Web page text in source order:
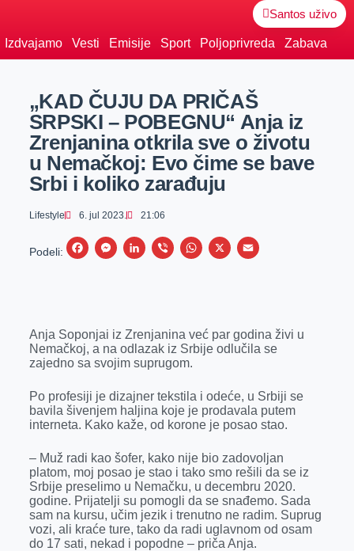
Santos uživo
Izdvajamo Vesti Emisije Sport Poljoprivreda Zabava
„KAD ČUJU DA PRIČAŠ
SRPSKI – POBEGNU“ Anja iz
Zrenjanina otkrila sve o životu
u Nemačkoj: Evo čime se bave
Srbi i koliko zarađuju
Lifestyle 6. jul 2023. 21:06
Podeli:
F
b
o
k
M
e
n
e
r
L
e
d
n
V
r
W
s
A
p
X
E
l
Anja Soponjai iz Zrenjanina već par godina živi u
Nemačkoj, a na odlazak iz Srbije odlučila se
zajedno sa svojim suprugom.
Po profesiji je dizajner tekstila i odeće, u Srbiji se
bavila šivenjem haljina koje je prodavala putem
interneta. Kako kaže, od korone je posao stao.
– Muž radi kao šofer, kako nije bio zadovoljan
platom, moj posao je stao i tako smo rešili da se iz
Srbije preselimo u Nemačku, u decembru 2020.
godine. Prijatelji su pomogli da se snađemo. Sada
sam na kursu, učim jezik i trenutno ne radim. Suprug
vozi, ali kraće ture, tako da radi uglavnom od osam
do 17 sati, nekad i popodne – priča Anja.